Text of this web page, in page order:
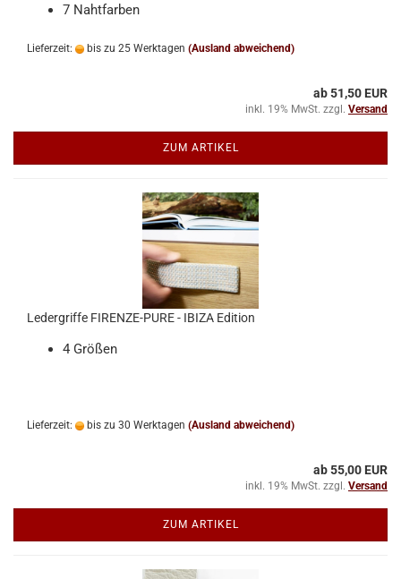
7 Nahtfarben
Lieferzeit: bis zu 25 Werktagen (Ausland abweichend)
ab 51,50 EUR
inkl. 19% MwSt. zzgl. Versand
ZUM ARTIKEL
Ledergriffe FIRENZE-PURE - IBIZA Edition
4 Größen
Lieferzeit: bis zu 30 Werktagen (Ausland abweichend)
ab 55,00 EUR
inkl. 19% MwSt. zzgl. Versand
ZUM ARTIKEL